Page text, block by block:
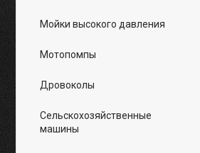
Мойки высокого давления
Мотопомпы
Дровоколы
Сельскохозяйственные
машины